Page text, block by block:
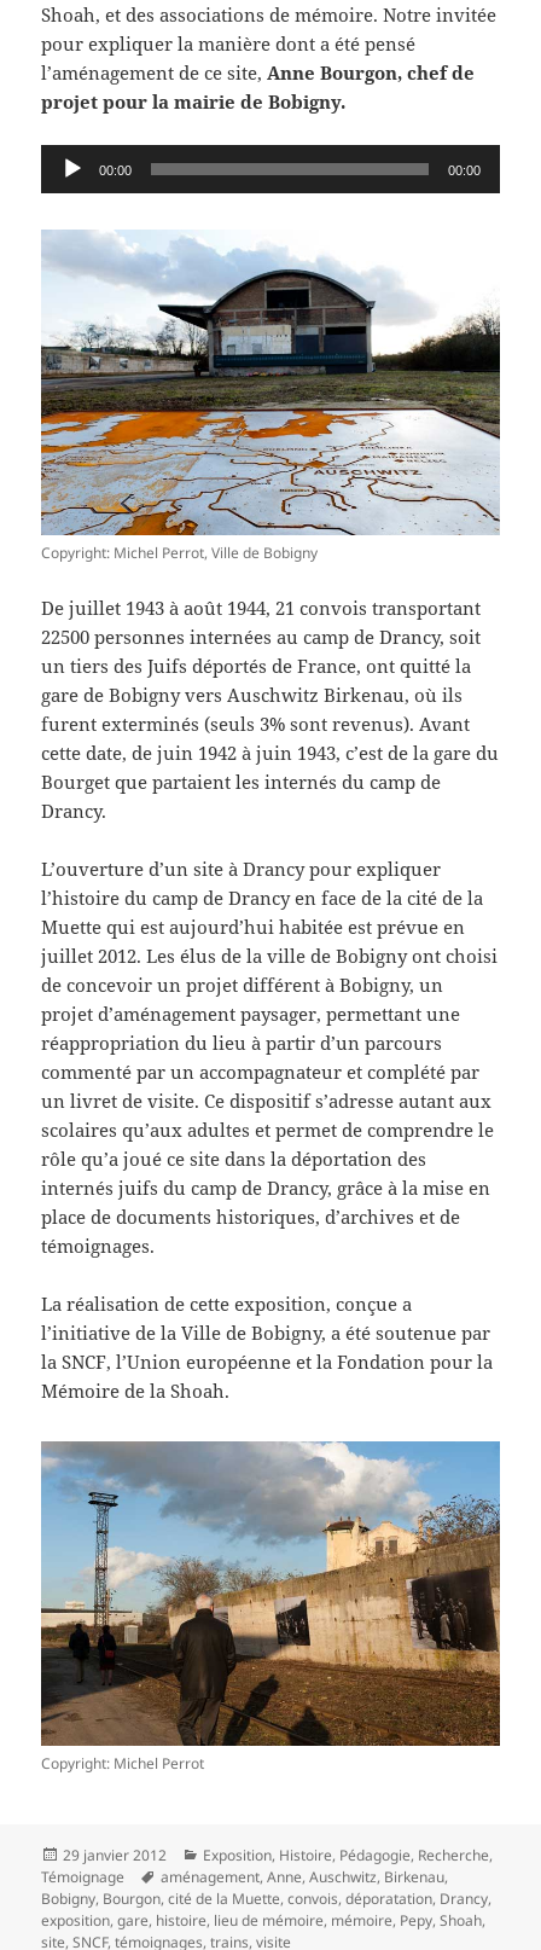
Shoah, et des associations de mémoire. Notre invitée
pour expliquer la manière dont a été pensé
l’aménagement de ce site,Anne Bourgon, chef de
projet pour la mairie de Bobigny.
Lecteur
audio
00:00 00:00
Copyright: Michel Perrot, Ville de Bobigny
De juillet 1943 à août 1944, 21 convois transportant
22500 personnes internées au camp de Drancy, soit
un tiers des Juifs déportés de France, ont quitté la
gare de Bobigny vers Auschwitz Birkenau, où ils
furent exterminés (seuls 3% sont revenus). Avant
cette date, de juin 1942 à juin 1943, c’est de la gare du
Bourget que partaient les internés du camp de
Drancy.
L’ouverture d’un site à Drancy pour expliquer
l’histoire du camp de Drancy en face de la cité de la
Muette qui est aujourd’hui habitée est prévue en
juillet 2012. Les élus de la ville de Bobigny ont choisi
de concevoir un projet différent à Bobigny, un
projet d’aménagement paysager, permettant une
réappropriation du lieu à partir d’un parcours
commenté par un accompagnateur et complété par
un livret de visite. Ce dispositif s’adresse autant aux
scolaires qu’aux adultes et permet de comprendre le
rôle qu’a joué ce site dans la déportation des
internés juifs du camp de Drancy, grâce à la mise en
place de documents historiques, d’archives et de
témoignages.
La réalisation de cette exposition, conçue a
l’initiative de la Ville de Bobigny, a été soutenue par
la SNCF, l’Union européenne et la Fondation pour la
Mémoire de la Shoah.
Copyright: Michel Perrot
Publié
le
29 janvier 2012 Catégories
Exposition, Histoire, Pédagogie, Recherche,
Témoignage
Mots-
clés
aménagement,Anne,Auschwitz, Birkenau,
Bobigny, Bourgon,cité de la Muette,convois,déporatation, Drancy,
exposition,gare, histoire, lieu de mémoire, mémoire, Pepy,Shoah,
site,SNCF,témoignages,trains,visite